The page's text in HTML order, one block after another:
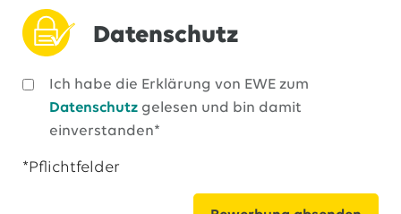
Datenschutz
Ich habe die Erklärung von EWE zum
Datenschutz gelesen und bin damit
einverstanden*
*Pflichtfelder